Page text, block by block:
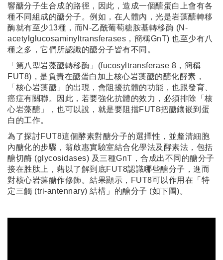
響醣分子生合成的路徑，因此，造成一個醣蛋白上會有各
種不同組成的醣分子。例如，在人體內，光是岩藻醣轉移
酶就有至少13種，而N-乙酰葡萄糖胺基轉移酶 (N-
acetylglucosaminyltransferases，簡稱GnT) 也至少有八
種之多，它們所認識的醣分子皆有不同。
「第八型岩藻醣轉移酶」(fucosyltransferase 8，簡稱
FUT8)，是負責在醣蛋白加上核心岩藻醣的醣化酵素，
「核心岩藻醣」的出現，會阻擾抗體的功能，也跟發育、
癌症有關聯。因此，若要強化抗體的效力，必須排除「核
心岩藻醣」，也可以說，就是要阻擋FUT8把醣鑲嵌到蛋
白的工作。
為了探討FUT8這個酵素對醣分子的選擇性，並釐清細胞
內醣化的步驟，翁啟惠實驗室結合化學法及酵素法，包括
醣切酶 (glycosidases) 及三種GnT，合成出不同的醣分子
接在胜肽上，藉以了解到底FUT8認識哪些醣分子，進而
對核心岩藻醣作修飾。結果顯示，FUT8可以作用在「特
定三觸 (tri-antennary) 結構」的醣分子 (如下圖)。